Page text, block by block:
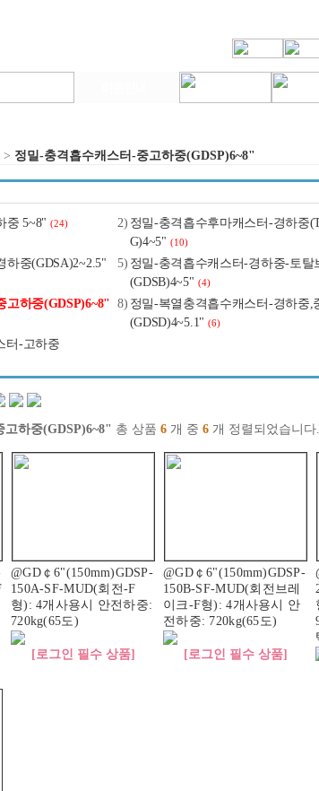
> 정밀-충격흡수캐스터-중고하중(GDSP)6~8"
중 5~8" (24) 2) 정밀-충격흡수후마캐스터-경하중
G)4~5" (10)
하중(GDSA)2~2.5" 5) 정밀-충격흡수캐스터-경하중-토탈
(GDSB)4~5" (4)
고하중(GDSP)6~8" 8) 정밀-복열충격흡수캐스터-경하중,
(GDSD)4~5.1" (6)
터-고하중
하중(GDSP)6~8" 총 상품 6개 중 6개 정렬되었습니다.
@GD￠6"(150mm)GDSP-
150A-SF-MUD(회전-F
형): 4개사용시 안전하중:
720kg(65도)
[로그인 필수 상품]
@GD￠6"(150mm)GDSP-
150B-SF-MUD(회전브레
이크-F형): 4개사용시 안
전하중: 720kg(65도)
[로그인 필수 상품]